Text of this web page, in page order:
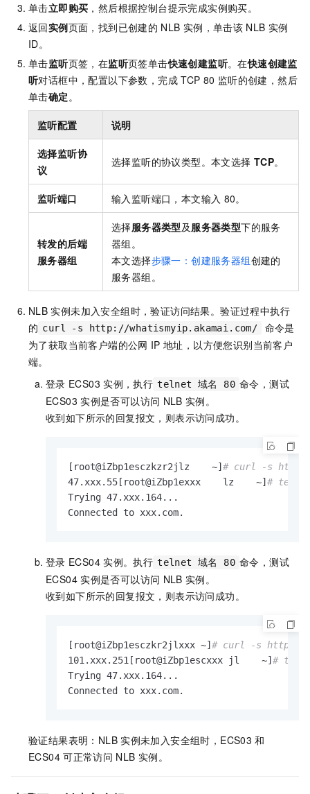
单击立即购买 ，然后根据控制台提示完成实例购买。
返回实例页面，找到已创建的 NLB 实例，单击该 NLB 实例
ID。
单击监听页签，在监听页签单击快速创建监听。在快速创建监
听对话框中，配置以下参数，完成 TCP 80 监听的创建，然后
单击确定。
监听配置 说明
选择监听协
议
选择监听的协议类型。本文选择 TCP。
监听端口 输入监听端口，本文输入 80。
转发的后端
服务器组
选择服务器类型及服务器类型下的服务
器组。
本文选择步骤一：创建服务器组创建的
服务器组。
NLB 实例未加入安全组时，验证访问结果。验证过程中执行
的 curl -s http://whatismyip.akamai.com/
命令是
为了获取当前客户端的公网 IP 地址，以方便您识别当前客户
端。
登录 ECS03 实例，执行 telnet 域名 80 命令，测试
ECS03 实例是否可以访问 NLB 实例。
收到如下所示的回复报文，则表示访问成功。
[root@iZbp1esczkzr2jlz    ~] # curl -s http://
47.xxx.55[root@iZbp1exxx    lz    ~] # telnet
Trying 47.xxx.164...
Connected to xxx.com.
登录 ECS04 实例。执行 telnet 域名 80 命令，测试
ECS04 实例是否可以访问 NLB 实例。
收到如下所示的回复报文，则表示访问成功。
[root@iZbp1esczkr2jlxxx ~] # curl -s http://
101.xxx.251[root@iZbp1escxxx jl    ~] #
Trying 47.xxx.164...
Connected to xxx.com.
验证结果表明： NLB 实例未加入安全组时，ECS03 和
ECS04 可正常访问 NLB 实例。